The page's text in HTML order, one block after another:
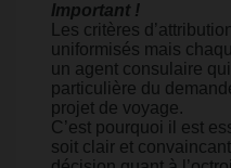
Important !
Les critères
uniformisés mais
un agent consulaire
particulière du
projet de voyage.
C’est pourquoi il est
soit clair et